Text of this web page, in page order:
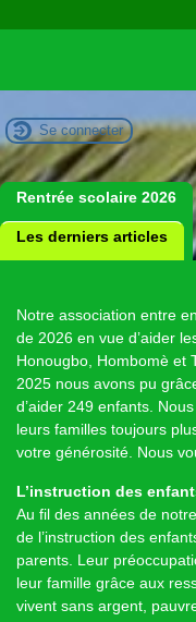
Se connecter
Rentrée scolaire 2026
Les derniers articles
Notre association entre
de 2026 en vue d’aider
Honougbo, Hombomè et
2025 nous avons pu
d’aider 249 enfants.
leurs familles toujours
votre générosité. Nous
L’instruction des
Au fil des années de
de l’instruction des
parents. Leur
leur famille grâce aux
vivent sans argent,